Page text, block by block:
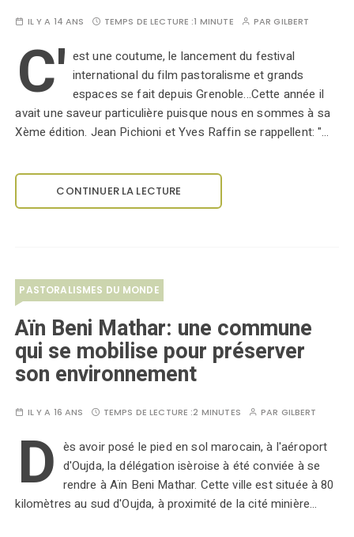
IL Y A 14 ANS TEMPS DE LECTURE :1 MINUTE PARGILBERT
C' est une coutume, le lancement du festival
international du film pastoralisme et grands
espaces se fait depuis Grenoble...Cette année il
avait une saveur particulière puisque nous en sommes à sa
Xème édition. Jean Pichioni et Yves Raffin se rappellent: "…
CONTINUER LA LECTURE
PASTORALISMES DU MONDE
Aïn Beni Mathar: une commune
qui se mobilise pour préserver
son environnement
IL Y A 16 ANS TEMPS DE LECTURE :2 MINUTES PAR GILBERT
D ès avoir posé le pied en sol marocain, à l'aéroport
d'Oujda, la délégation isèroise à été conviée à se
rendre à Aïn Beni Mathar. Cette ville est située à 80
kilomètres au sud d'Oujda, à proximité de la cité minière…